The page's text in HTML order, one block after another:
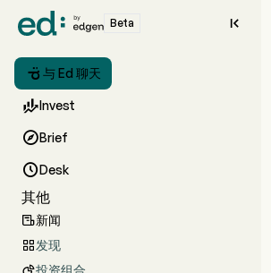
Beta 
 与 Ed 聊天
Invest
Brief
Desk
其他
新闻
发现
投资组合